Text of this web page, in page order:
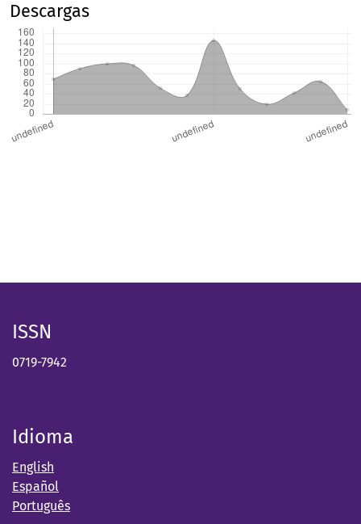
Descargas
ISSN
0719-7942
Idioma
English
Español
Português